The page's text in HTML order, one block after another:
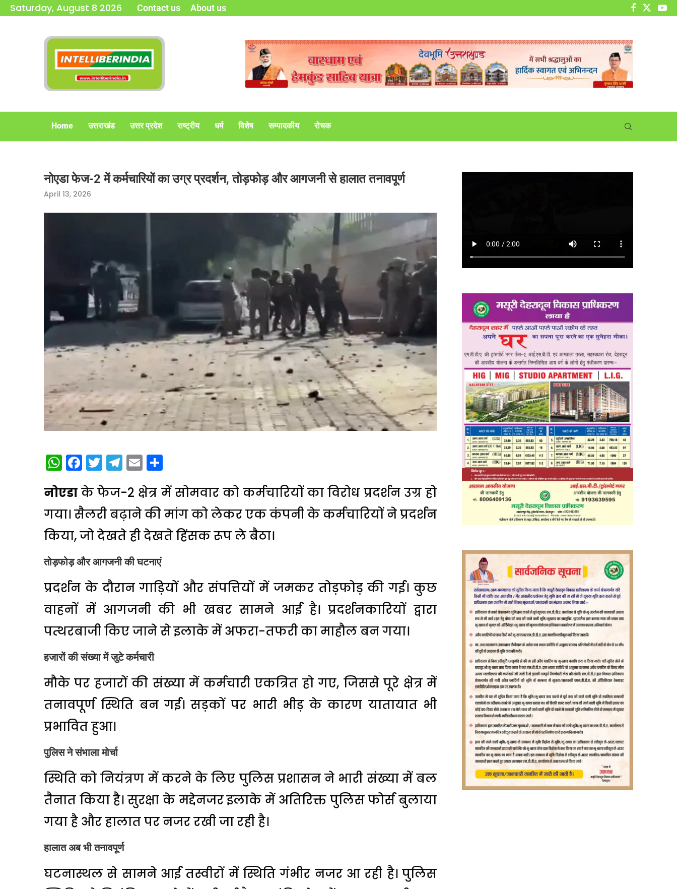
Saturday, August 8 2026 Contact us About us
Home उत्तराखंड उत्तर प्रदेश राष्ट्रीय धर्म विशेष सम्पादकीय रोचक
नोएडा फेज-2 में कर्मचारियों का उग्र प्रदर्शन, तोड़फोड़ और आगजनी से हालात तनावपूर्ण
April 13, 2026
WhatsApp
Facebook
Twitter
Telegram
Email
नोएडा के फेज-2 क्षेत्र में सोमवार को कर्मचारियों का विरोध प्रदर्शन उग्र हो
गया। सैलरी बढ़ाने की मांग को लेकर एक कंपनी के कर्मचारियों ने प्रदर्शन
किया, जो देखते ही देखते हिंसक रूप ले बैठा।
तोड़फोड़ और आगजनी की घटनाएं
प्रदर्शन के दौरान गाड़ियों और संपत्तियों में जमकर तोड़फोड़ की गई। कुछ
वाहनों में आगजनी की भी खबर सामने आई है। प्रदर्शनकारियों द्वारा
पत्थरबाजी किए जाने से इलाके में अफरा-तफरी का माहौल बन गया।
हजारों की संख्या में जुटे कर्मचारी
मौके पर हजारों की संख्या में कर्मचारी एकत्रित हो गए, जिससे पूरे क्षेत्र में
तनावपूर्ण स्थिति बन गई। सड़कों पर भारी भीड़ के कारण यातायात भी
प्रभावित हुआ।
पुलिस ने संभाला मोर्चा
स्थिति को नियंत्रण में करने के लिए पुलिस प्रशासन ने भारी संख्या में बल
तैनात किया है। सुरक्षा के मद्देनजर इलाके में अतिरिक्त पुलिस फोर्स बुलाया
गया है और हालात पर नजर रखी जा रही है।
हालात अब भी तनावपूर्ण
घटनास्थल से सामने आई तस्वीरों में स्थिति गंभीर नजर आ रही है। पुलिस